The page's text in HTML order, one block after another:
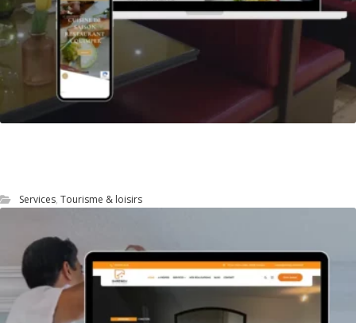
Services, Tourisme & loisirs